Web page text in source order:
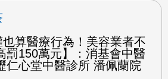
也算醫療行為！美容業者不
罰150萬元】：消基會中醫
仁心堂中醫診所 潘佩蘭院